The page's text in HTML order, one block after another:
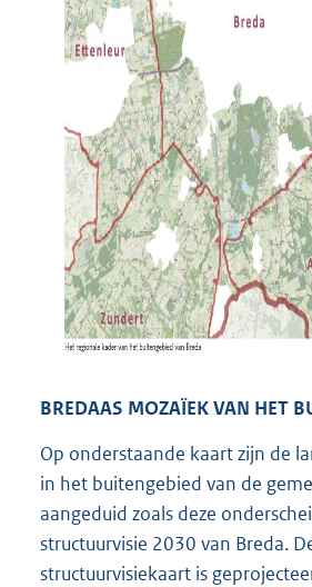
BREDAAS MOZAÏEK VAN HET
Op onderstaande kaart zijn de
in het buitengebied van de
aangeduid zoals deze
structuurvisie 2030 van Breda.
structuurvisiekaart is